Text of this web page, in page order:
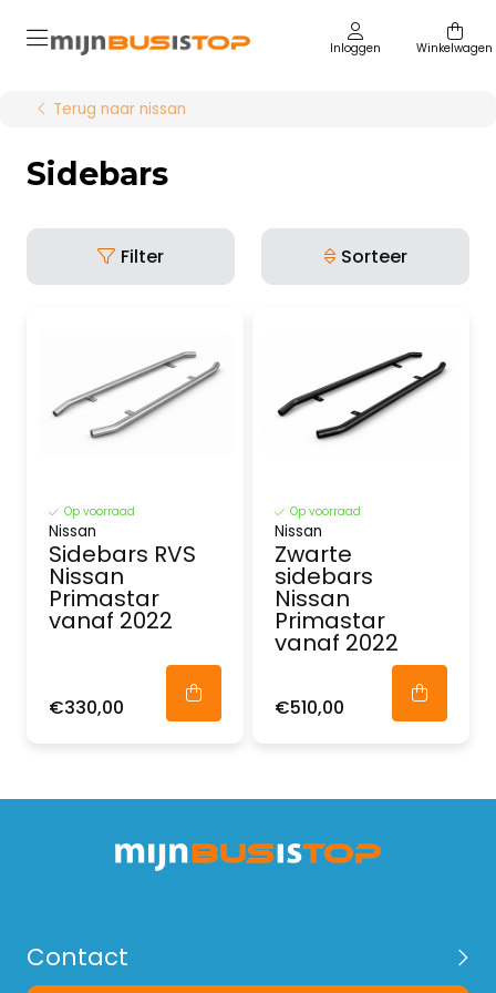
Inloggen Winkelwagen
Terug naar nissan
Sidebars
Filter Sorteer
Op voorraad
Nissan
Sidebars RVS
Nissan
Primastar
vanaf 2022
€330,00
Op voorraad
Nissan
Zwarte
sidebars
Nissan
Primastar
vanaf 2022
€510,00
Contact